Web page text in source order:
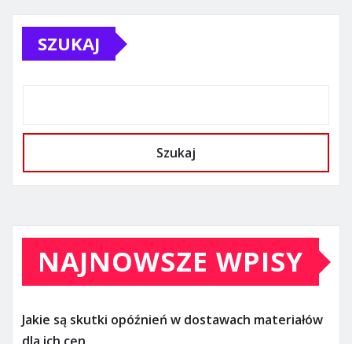
SZUKAJ
Szukaj
NAJNOWSZE WPISY
Jakie są skutki opóźnień w dostawach materiałów